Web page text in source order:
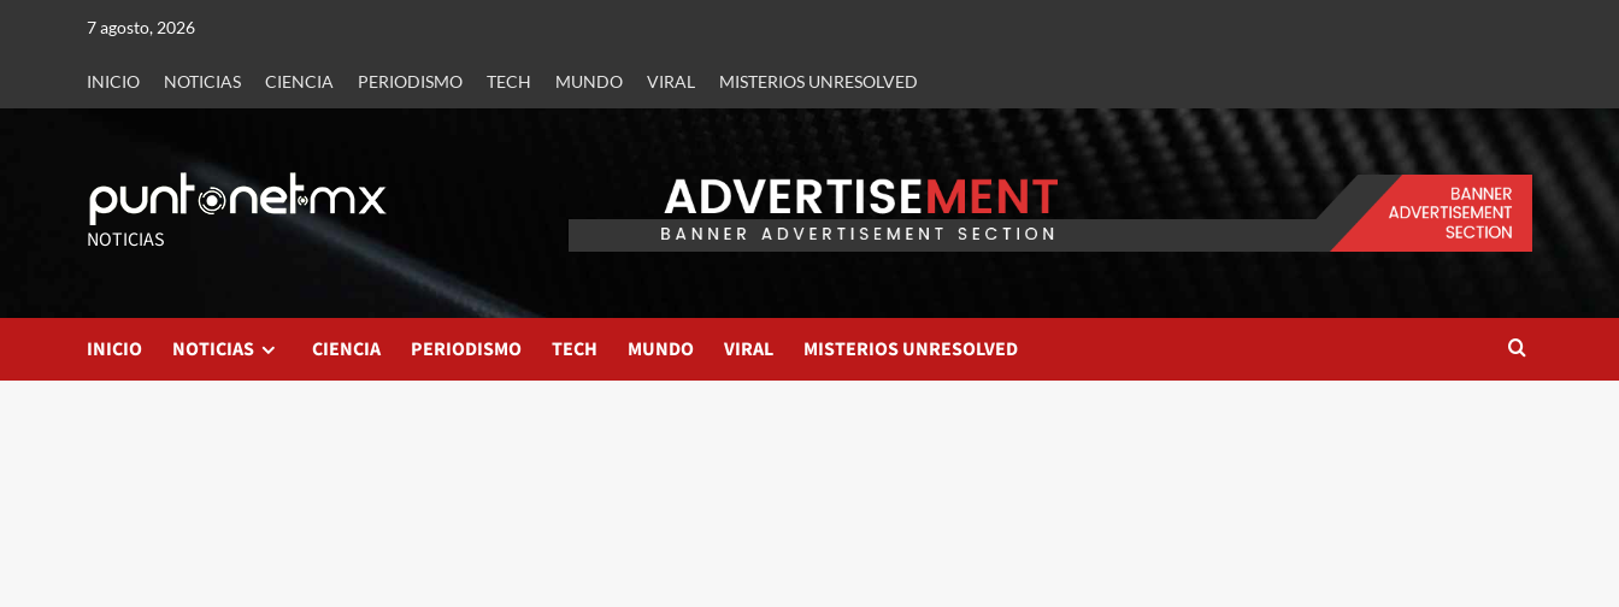
7 agosto, 2026
INICIO NOTICIAS CIENCIA PERIODISMO TECH MUNDO VIRAL MISTERIOS UNRESOLVED
NOTICIAS
INICIO NOTICIAS CIENCIA PERIODISMO TECH MUNDO VIRAL MISTERIOS UNRESOLVED